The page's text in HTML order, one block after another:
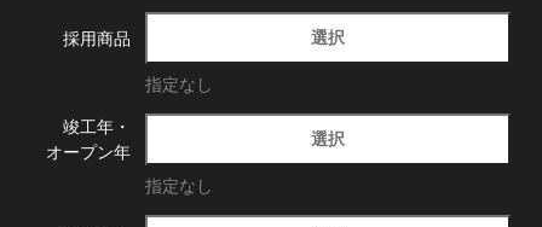
採用商品 選択
指定なし
竣工年・
オープン年
選択
指定なし